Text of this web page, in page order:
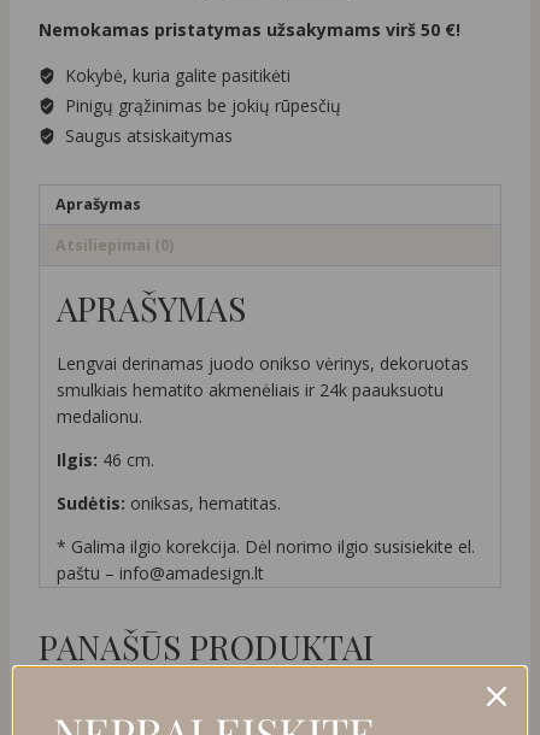
Nemokamas pristatymas užsakymams virš 50 €!
Kokybė, kuria galite pasitikėti
Pinigų grąžinimas be jokių rūpesčių
Saugus atsiskaitymas
Aprašymas
Atsiliepimai (0)
APRAŠYMAS
Lengvai derinamas juodo onikso vėrinys, dekoruotas
smulkiais hematito akmenėliais ir 24k paauksuotu
medalionu.
Ilgis: 46 cm.
Sudėtis: oniksas, hematitas.
* Galima ilgio korekcija. Dėl norimo ilgio susisiekite el.
paštu – info@amadesign.lt
PANAŠŪS PRODUKTAI